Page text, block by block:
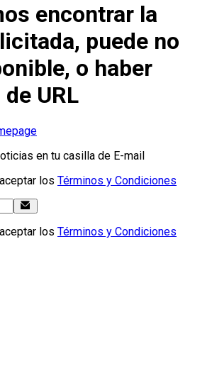
encontrar la
puede no
o haber
URL
en tu casilla de E-mail
los Términos y Condiciones
los Términos y Condiciones